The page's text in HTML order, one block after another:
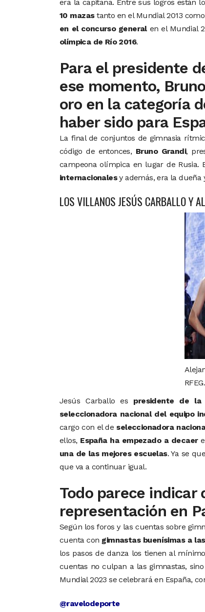
era la capitana. Entre sus logros están
10 mazastanto en el Mundial 2013
en el concurso generalen el Mundial
olímpica de Río 2016.
Para el presidente
ese momento,
oro en la categoría
haber sido para
La final de conjuntos de gimnasia
código de entonces, Bruno Grandi,
campeona olímpica en lugar de Rusia.
internacionalesy además, era la dueña
LOS VILLANOS JESÚS CARBALLO Y
RFEG.
Jesús Carballo es presidente de la
seleccionadora nacional del equipo
cargo con el de seleccionadora
ellos, España ha empezado a decaer
una de las mejores escuelas. Ya se
que va a continuar igual.
Todo parece indicar
representación en
Según los foros y las cuentas sobre
cuenta con gimnastas buenísimas a
los pasos de danza los tienen al
cuentas no culpan a las gimnastas,
Mundial 2023 se celebrará en España,
@ravelodeporte